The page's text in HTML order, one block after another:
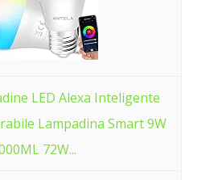
LED Alexa Inteligente
Lampadina Smart 9W
72W...